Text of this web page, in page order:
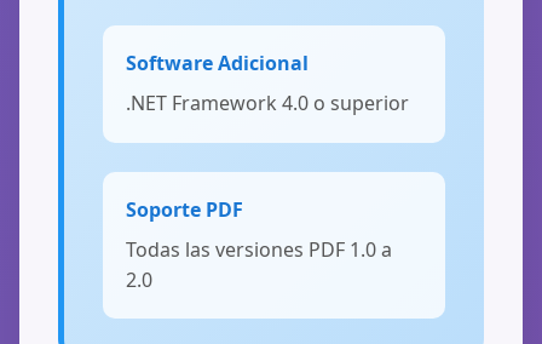
Software Adicional
.NET Framework 4.0 o superior
Soporte PDF
Todas las versiones PDF 1.0 a
2.0